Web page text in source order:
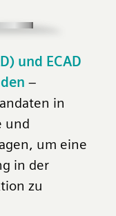
und ECAD
–
in
und
um eine
in der
zu